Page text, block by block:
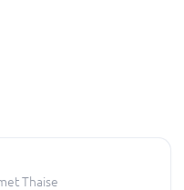
Thaise